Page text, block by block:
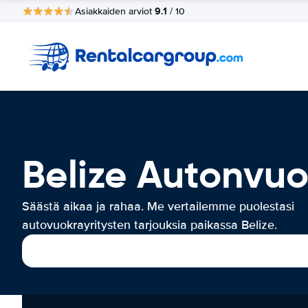
Asiakkaiden arviot 9.1 / 10
Belize
Säästä aikaa ja rahaa. Me vertailemme puolestasi
autovuokrayritysten tarjouksia paikassa Belize.